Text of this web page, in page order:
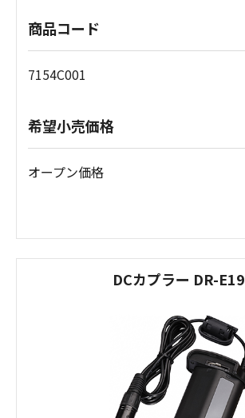
商品コード
7154C001
希望小売価格
オープン価格
DCカプラー DR-E19